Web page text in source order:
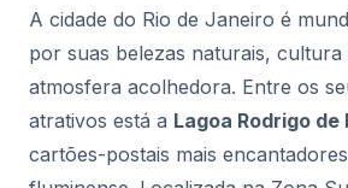
Se você está planejando uma viagem
as principais rodoviárias da cidade é
Blog Rio
A cidade do Rio de Janeiro é
por suas belezas naturais, cultura
atmosfera acolhedora. Entre os
atrativos está a Lagoa Rodrigo de
cartões-postais mais